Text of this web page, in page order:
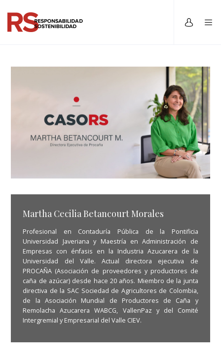
Martha Cecilia Betancourt Morales
Profesional en Contaduría Pública de la Pontificia
Universidad Javeriana y Maestría en Administración de
Empresas con énfasis en la Industria Azucarera de la
Universidad del Valle. Actual directora ejecutiva de
PROCAÑA (Asociación de proveedores y productores de
caña de azúcar) desde hace 20 años. Miembro de la junta
directiva de la SAC Sociedad de Agricultores de Colombia,
de la Asociación Mundial de Productores de Caña y
Remolacha Azucarera WABCG, VallenPaz y del Comité
Intergremial y Empresarial del Valle CIEV.